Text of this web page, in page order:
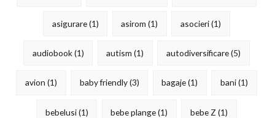
asigurare(1) asirom (1) asocieri(1)
audiobook(1) autism (1) autodiversificare(5)
avion (1) baby friendly(3) bagaje(1) bani(1)
bebelusi(1) bebe plange(1) bebe Z (1)